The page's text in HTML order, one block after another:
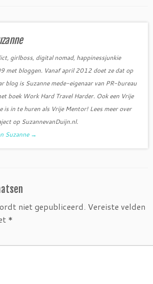
girlboss, digital nomad, happinessjunkie
met bloggen. Vanaf april 2012 doet ze dat op
blog is Suzanne mede-eigenaar van PR-bureau
boek Work Hard Travel Harder. Ook een Vrije
is in te huren als Vrije Mentor! Lees meer over
op SuzannevanDuijn.nl.
Suzanne →
niet gepubliceerd. Vereiste velden
*